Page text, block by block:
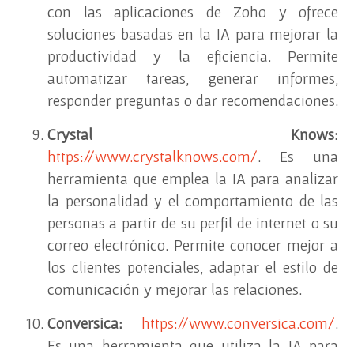
con las aplicaciones de Zoho y ofrece
soluciones basadas en la IA para mejorar la
productividad y la eficiencia. Permite
automatizar tareas, generar informes,
responder preguntas o dar recomendaciones.
Crystal Knows:
https://www.crystalknows.com/. Es una
herramienta que emplea la IA para analizar
la personalidad y el comportamiento de las
personas a partir de su perfil de internet o su
correo electrónico. Permite conocer mejor a
los clientes potenciales, adaptar el estilo de
comunicación y mejorar las relaciones.
Conversica:
https://www.conversica.com/.